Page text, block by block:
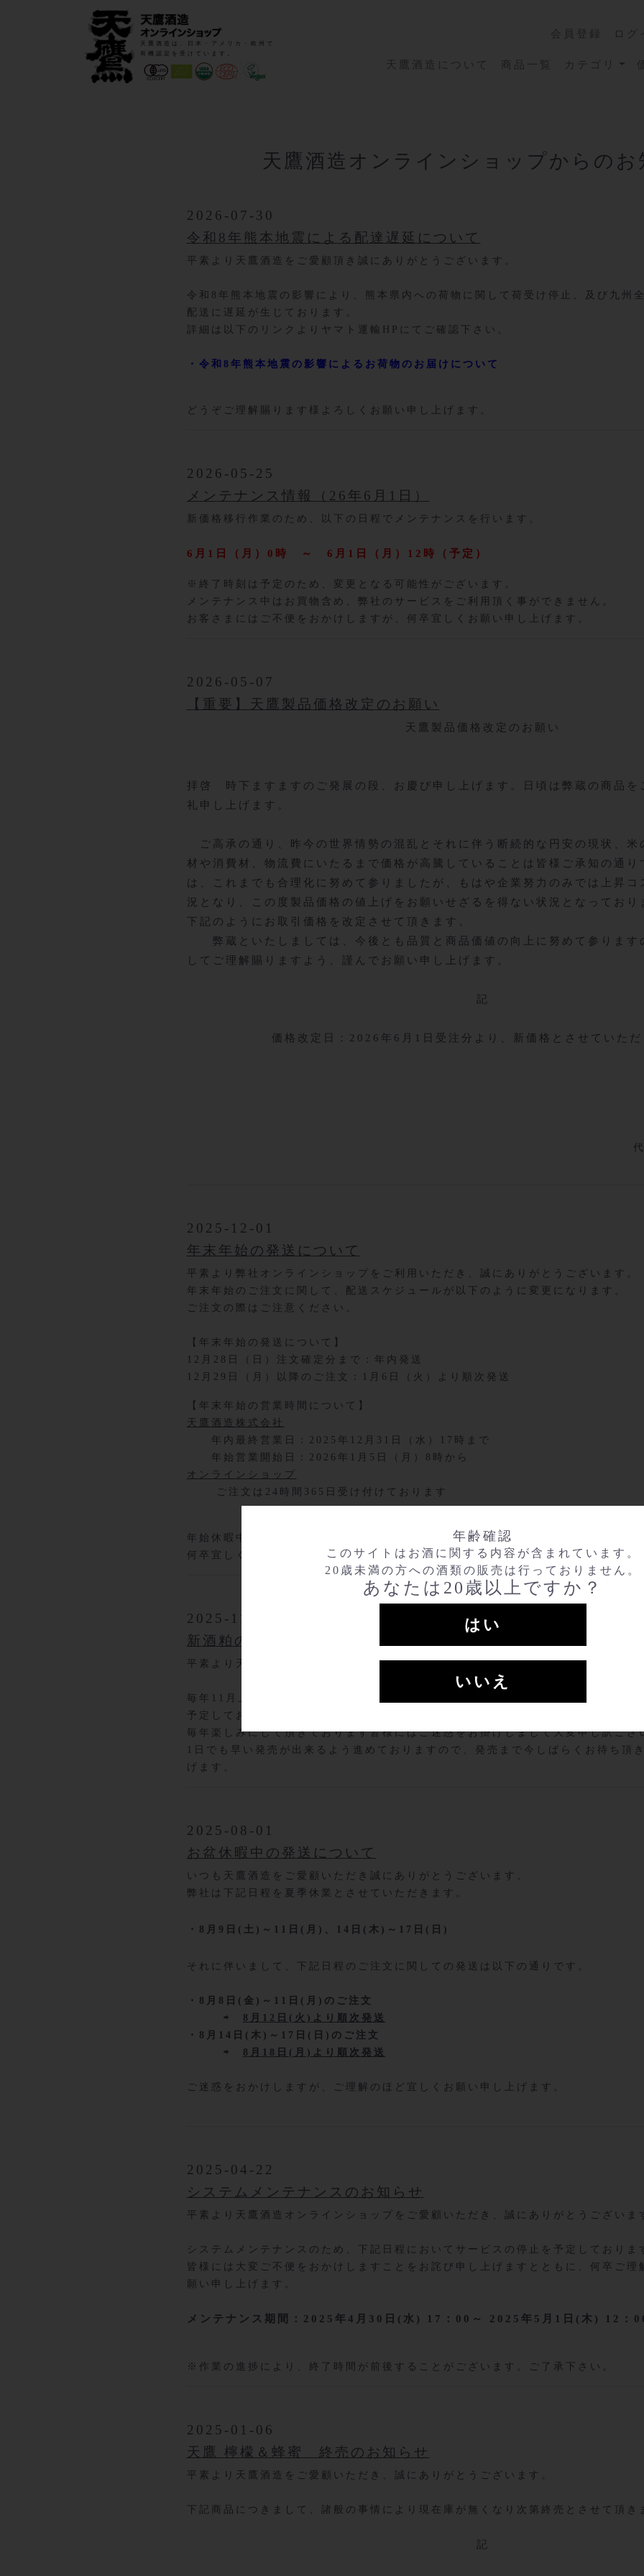
年齢確認
このサイトはお酒に関する内容が含まれています。
20歳未満の方への酒類の販売は行っておりません。
あなたは20歳以上ですか？
はい
いいえ
天鷹酒造は、日本・アメリカ・欧州で
有機認定を受けています。
会員登録 ログ
天鷹酒造について 商品一覧 カテゴリ
天鷹酒造オンラインショップからのお
2026-07-30
令和8年熊本地震による配達遅延について
平素より天鷹酒造をご愛顧頂き誠にありがとうございます。
令和8年熊本地震の影響により、熊本県内への荷物に関して荷受け停止、及び九州
配送に遅延が生じております。
詳細は以下のリンクよりヤマト運輸HPにてご確認下さい。
・令和8年熊本地震の影響によるお荷物のお届けについて
どうぞご理解賜ります様よろしくお願い申し上げます。
2026-05-25
メンテナンス情報（26年6月1日）
新価格移行作業のため、以下の日程でメンテナンスを行います。
6月1日（月）0時 ～ 6月1日（月）12時（予定）
※終了時刻は予定のため、変更となる可能性がございます。
メンテナンス中はお買物含め、弊社のサービスをご利用頂く事ができません。
お客さまにはご不便をおかけしますが、何卒宜しくお願い申し上げます。
2026-05-07
【重要】天鷹製品価格改定のお願い
天鷹製品価格改定のお願い
拝啓 時下ますますのご発展の段、お慶び申し上げます。日頃は弊蔵の商品を
礼申し上げます。
ご高承の通り、昨今の世界情勢の混乱とそれに伴う断続的な円安の現状、米
材や消費材、物流費にいたるまで価格が高騰していることは皆様ご承知の通
は、これまでも合理化に努めて参りましたが、もはや企業努力のみでは上昇
況となり、この度製品価格の値上げをお願いせざるを得ない状況となってお
下記のようにお取引価格を改定させて頂きます。
弊蔵といたしましては、今後とも品質と商品価値の向上に努めて参ります
してご理解賜りますよう、謹んでお願い申し上げます。
記
価格改定日：2026年6月1日受注分より、新価格とさせていた
代
2025-12-01
年末年始の発送について
平素より弊社オンラインショップをご利用いただき、誠にありがとうございます。
年末年始のご注文に関して、配送スケジュールが以下のように変更になります。
ご注文の際はご注意ください。
【年末年始の発送について】
12月28日（日）注文確定分まで：年内発送
12月29日（月）以降のご注文：1月6日（火）より順次発送
【年末年始の営業時間について】
天鷹酒造株式会社
年内最終営業日：2025年12月31日（水）17時まで
年始営業開始日：2026年1月5日（月）8時から
オンラインショップ
ご注文は24時間365日受け付けております
年始休暇中のお問い合わせにつきましては、1月6日(火)より順次ご回答させて頂き
何卒宜しくお願いいたします。
2025-11-04
新酒粕の発売延期のお知らせ
平素より天鷹酒造をご愛顧いただき誠にありがとうございます。
毎年11月上旬に発売をしております「天鷹 新酒粕」ですが、今年は準備等の遅れ
予定しております。
毎年楽しみにして頂きております皆様にはご迷惑をお掛けしまして大変申し訳ござ
1日でも早い発売が出来るよう進めておりますので、発売まで今しばらくお待ち頂
げます。
2025-08-01
お盆休暇中の発送について
いつも天鷹酒造をご愛顧いただき誠にありがとうございます。
弊社は下記日程を夏季休業とさせていただきます。
・8月9日(土)～ 11日(月)、14日(木)～17日(日)
それに伴いまして、下記日程のご注文に関しての発送は以下の通りです。
・8月8日(金)～11日(月)のご注文
⇨ 8月12日(火)より順次発送
・8月14日(木)～17日(日)のご注文
⇨ 8月18日(月)より順次発送
ご迷惑をおかけしますが、ご理解のほど宜しくお願い申し上げます。
2025-04-22
システムメンテナンスのお知らせ
平素より天鷹酒造オンラインショップをご愛顧いただき、誠にありがとうございま
システムメンテナンスのため、下記日程においてサービスの停止を予定しておりま
皆様には大変ご不便をおかけしますことをお詫び申し上げますとともに、何卒ご理
願い申し上げます。
メンテナンス期間：2025年4月30日(水) 17：00～ 2025年5月1日(木) 12：
※作業の進捗により、終了時間が前後することがございます。ご了承下さい。
2025-01-06
天鷹 檸檬＆蜂蜜 終売のお知らせ
平素より天鷹酒造をご愛顧いただき、誠にありがとうございます。
下記商品につきまして、諸般の事情により現在庫が無くなり次第終売とさせて頂き
記